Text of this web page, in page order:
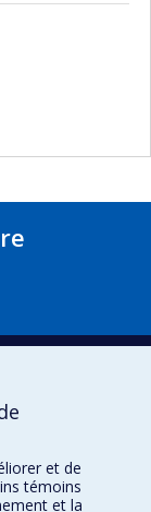
et de
témoins
et la